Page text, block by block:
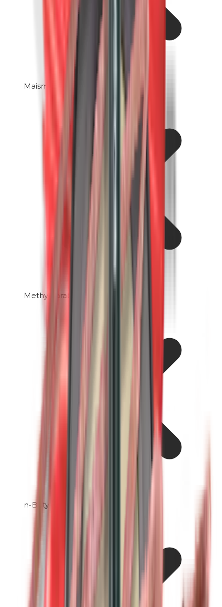
Maismeel
Methylparabenen
n-Butylparabenen